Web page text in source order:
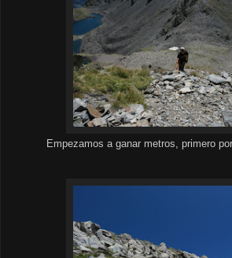
Empezamos a ganar metros, primero